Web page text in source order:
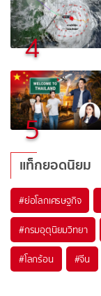
4
5
แท็กยอดนิยม
#ย่อโลกเศรษฐกิจ
#กรมอุตุนิยมวิทยา
#โลกร้อน #จีน